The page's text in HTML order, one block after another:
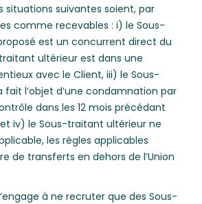
suivantes soient, par
comme recevables : i) le Sous-
est un concurrent direct du
ultérieur est dans une
avec le Client, iii) le Sous-
l’objet d’une condamnation par
dans les 12 mois précédant
iv) le Sous-traitant ultérieur ne
les règles applicables
de transferts en dehors de l’Union
à ne recruter que des Sous-